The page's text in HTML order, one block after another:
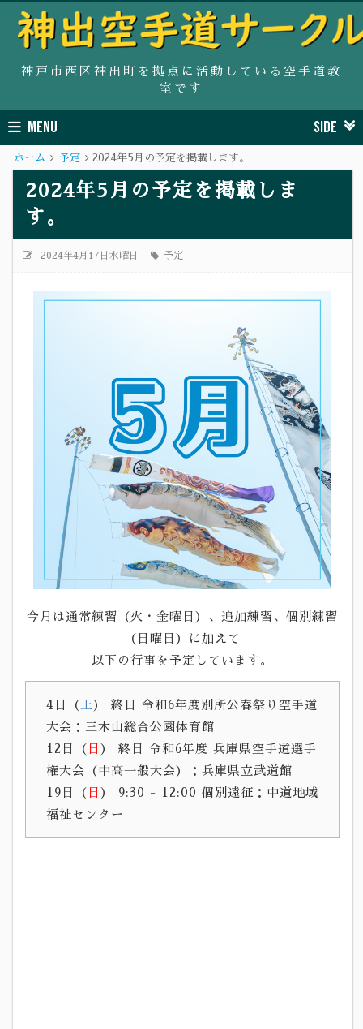
神戸市西区神出町を拠点に活動している空手道教
室です
MENU SIDE
ホーム 予定 2024年5月の予定を掲載します。
2024年5月の予定を掲載しま
す。
2024年4月17日水曜日 予定
今月は通常練習（火・金曜日）、追加練習、個別練習
（日曜日）に加えて
以下の行事を予定しています。
4日（ 土 ） 終日
令和6年度別所公春祭り空手道
大会：三木山総合公園体育館
12日（ 日 ） 終日
令和6年度 兵庫県空手道選手
権大会（中高一般大会）：兵庫県立武道館
19日（ 日 ） 9:30 - 12:00 個別遠征 ：中道地域
福祉センター